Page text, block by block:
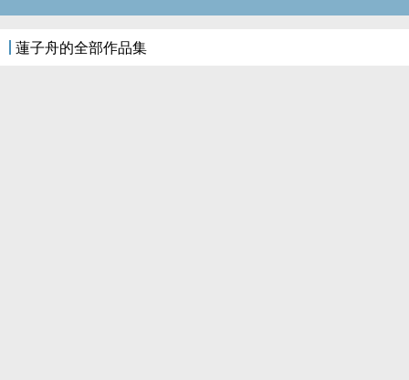
蓮子舟的全部作品集